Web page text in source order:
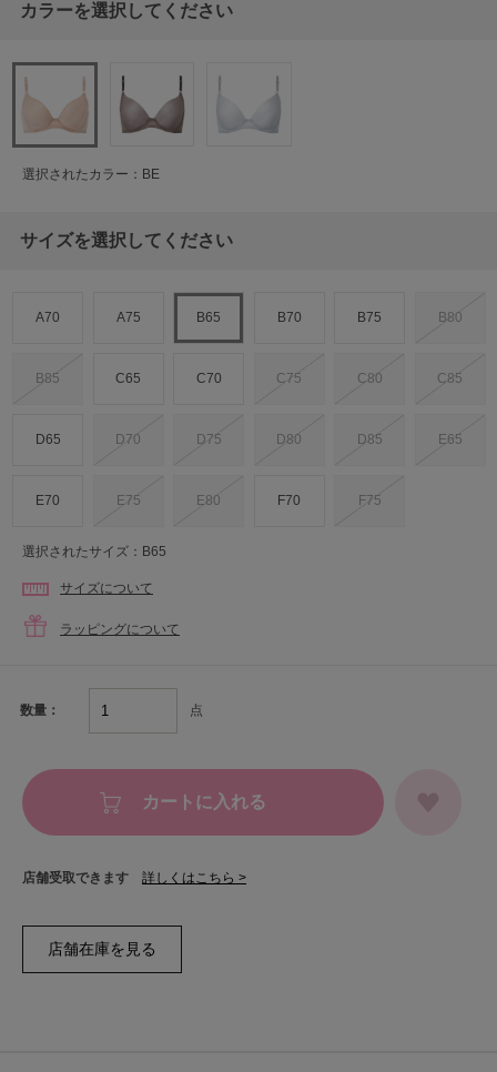
カラーを選択してください
選択されたカラー：BE
サイズを選択してください
A70 A75 B65 B70 B75 B80
B85 C65 C70 C75 C80 C85
D65 D70 D75 D80 D85 E65
E70 E75 E80 F70 F75
選択されたサイズ：B65
サイズについて
ラッピングについて
数量： 点
カートに入れる
店舗受取できます 詳しくはこちら >